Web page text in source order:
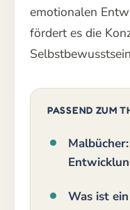
emotionalen
fördert es die
PASSEND ZUM
Was ist